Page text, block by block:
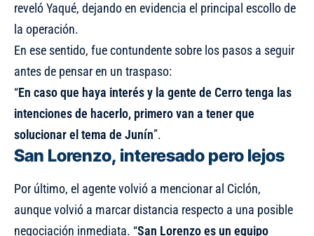
reveló Yaqué, dejando en evidencia el principal escollo de
la operación.
En ese sentido, fue contundente sobre los pasos a seguir
antes de pensar en un traspaso:
“En caso que haya interés y la gente de Cerro tenga las
intenciones de hacerlo, primero van a tener que
solucionar el tema de Junín”.
San Lorenzo, interesado pero lejos
Por último, el agente volvió a mencionar al Ciclón,
aunque volvió a marcar distancia respecto a una posible
negociación inmediata. “San Lorenzo es un equipo